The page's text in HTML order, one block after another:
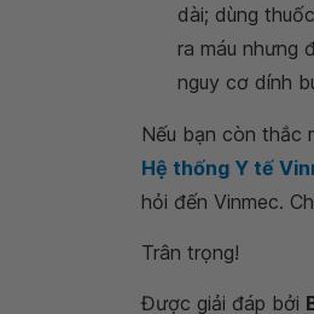
dài; dùng
ra máu nhưng
nguy cơ dính
Nếu bạn còn thắc
Hệ thống Y tế
hỏi đến Vinmec.
Trân trọng!
Được giải đáp bởi